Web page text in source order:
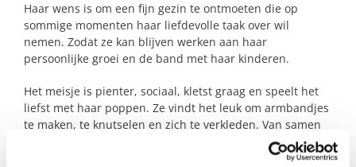
Haar wens is om een fijn gezin te ontmoeten die op
sommige momenten haar liefdevolle taak over wil
nemen. Zodat ze kan blijven werken aan haar
persoonlijke groei en de band met haar kinderen.
Het meisje is pienter, sociaal, kletst graag en speelt het
liefst met haar poppen. Ze vindt het leuk om armbandjes
te maken, te knutselen en zich te verkleden. Van samen
spelen licht ze helemaal op. Een echt meisje-meisje dat